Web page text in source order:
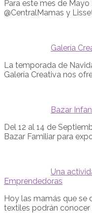
Para este mes de
@CentralMamas y
Galería
La temporada de
Galería Creativa nos
Bazar
Del 12 al 14 de
Bazar Familiar para
Una
Emprendedoras
Hoy las mamás que se
textiles podrán conocer